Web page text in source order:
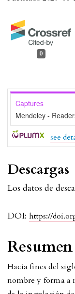
DOI: https://
0
Captures
Mendeley -
- see
Resumen
Hacia fines del
nombre y forma a
Descargas
Los datos de